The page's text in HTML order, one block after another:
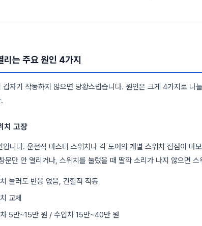
리는 주요 원인 4가지
갑자기 작동하지 않으면 당황스럽습니다. 원인은 크게 4가지로 나
치 고장
입니다. 운전석 마스터 스위치나 각 도어의 개별 스위치 접점이 마
문만 안 열리거나, 스위치를 눌렀을 때 딸깍 소리가 나지 않으면
눌러도 반응 없음, 간헐적 작동
교체
5만~15만 원 / 수입차 15만~40만 원